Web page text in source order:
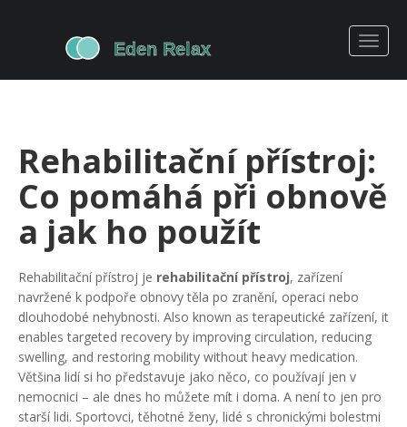
Rehabilitační přístroj:
Co pomáhá při obnově
a jak ho použít
Rehabilitační přístroj je rehabilitační přístroj, zařízení
navržené k podpoře obnovy těla po zranění, operaci nebo
dlouhodobé nehybnosti. Also known asterapeutické zařízení, it
enables targeted recovery by improving circulation, reducing
swelling, and restoring mobility without heavy medication.
Většina lidí si ho představuje jako něco, co používají jen v
nemocnici – ale dnes ho můžete mít i doma. A není to jen pro
starší lidi. Sportovci, těhotné ženy, lidé s chronickými bolestmi